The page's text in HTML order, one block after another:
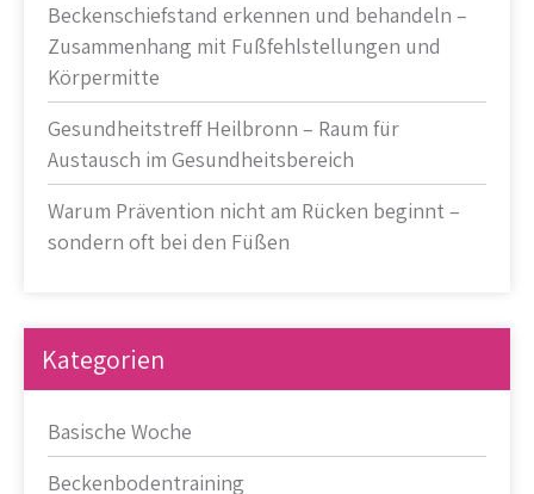
Beckenschiefstand erkennen und behandeln –
Zusammenhang mit Fußfehlstellungen und
Körpermitte
Gesundheitstreff Heilbronn – Raum für
Austausch im Gesundheitsbereich
Warum Prävention nicht am Rücken beginnt –
sondern oft bei den Füßen
Kategorien
Basische Woche
Beckenbodentraining